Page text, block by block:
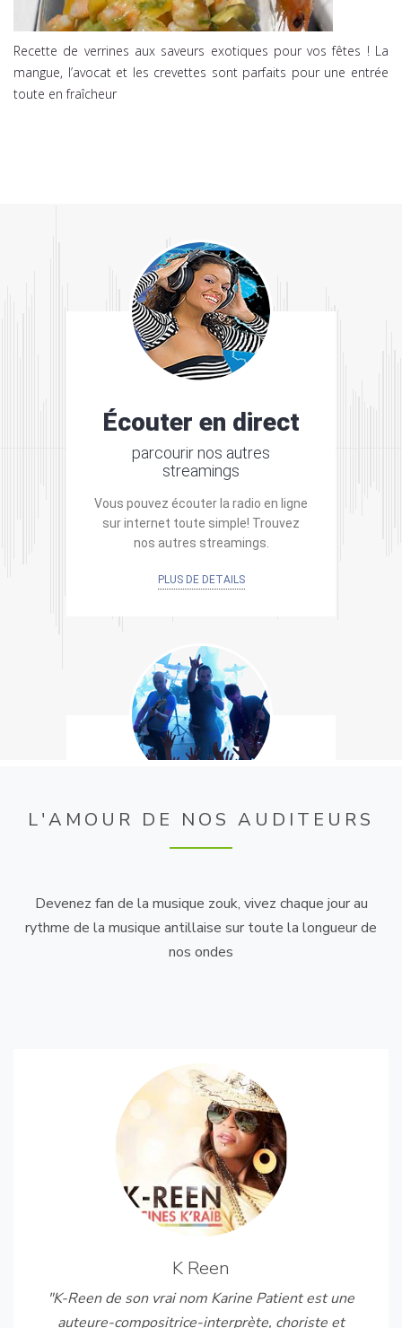
Recette de verrines aux saveurs exotiques pour vos fêtes ! La
mangue, l’avocat et les crevettes sont parfaits pour une entrée
toute en fraîcheur